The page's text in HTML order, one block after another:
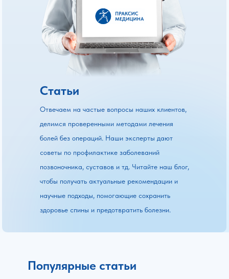
Статьи
Отвечаем на частые вопросы наших клиентов,
делимся проверенными методами лечения
болей без операций. Наши эксперты дают
советы по профилактике заболеваний
позвоночника, суставов и тд. Читайте наш блог,
чтобы получать актуальные рекомендации и
научные подходы, помогающие сохранить
здоровье спины и предотвратить болезни.
Популярные статьи